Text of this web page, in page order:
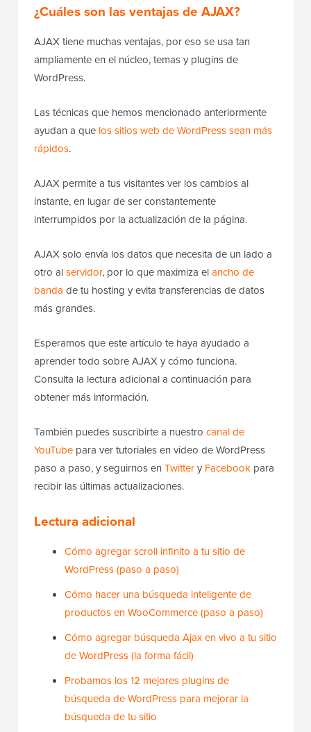
¿Cuáles son las ventajas de AJAX?
AJAX tiene muchas ventajas, por eso se usa tan
ampliamente en el núcleo, temas y plugins de
WordPress.
Las técnicas que hemos mencionado anteriormente
ayudan a que los sitios web de WordPress sean más
rápidos.
AJAX permite a tus visitantes ver los cambios al
instante, en lugar de ser constantemente
interrumpidos por la actualización de la página.
AJAX solo envía los datos que necesita de un lado a
otro alservidor, por lo que maximiza elancho de
banda de tu hosting y evita transferencias de datos
más grandes.
Esperamos que este artículo te haya ayudado a
aprender todo sobre AJAX y cómo funciona.
Consulta la lectura adicional a continuación para
obtener más información.
También puedes suscribirte a nuestro canal de
YouTube para ver tutoriales en video de WordPress
paso a paso, y seguirnos en Twittery Facebook para
recibir las últimas actualizaciones.
Lectura adicional
Cómo agregar scroll infinito a tu sitio de
WordPress (paso a paso)
Cómo hacer una búsqueda inteligente de
productos en WooCommerce (paso a paso)
Cómo agregar búsqueda Ajax en vivo a tu sitio
de WordPress (la forma fácil)
Probamos los 12 mejores plugins de
búsqueda de WordPress para mejorar la
búsqueda de tu sitio